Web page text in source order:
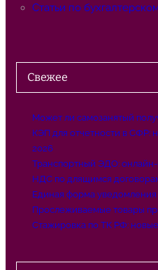
Статьи по
Свежее
Может ли самозанятый
КЭП для отчетности в СФР:
2026
Транспортный ЭДО: онлайн-
НДС по длящимся
Единая форма уведомления
Прослеживаемые товары
Стажировка по ТК РФ: новые